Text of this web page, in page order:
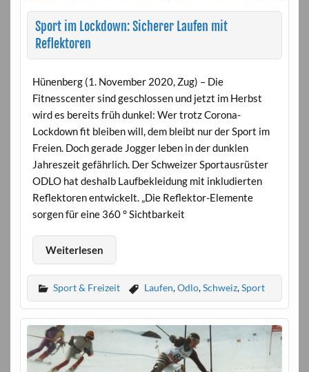
Sport im Lockdown: Sicherer Laufen mit
Reflektoren
Hünenberg (1. November 2020, Zug) – Die
Fitnesscenter sind geschlossen und jetzt im Herbst
wird es bereits früh dunkel: Wer trotz Corona-
Lockdown fit bleiben will, dem bleibt nur der Sport im
Freien. Doch gerade Jogger leben in der dunklen
Jahreszeit gefährlich. Der Schweizer Sportausrüster
ODLO hat deshalb Laufbekleidung mit inkludierten
Reflektoren entwickelt. „Die Reflektor-Elemente
sorgen für eine 360 ° Sichtbarkeit
Weiterlesen
Sport & Freizeit Laufen,Odlo,Schweiz,Sport